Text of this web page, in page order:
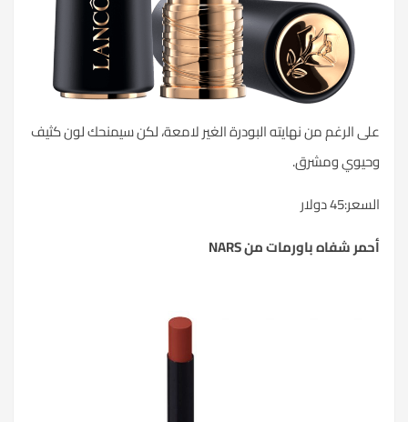
على الرغم من نهايته البودرة الغير لامعة، لكن سيمنحك لون كثيف
وحيوي ومشرق.
السعر:45 دولار
أحمر شفاه باورمات من NARS